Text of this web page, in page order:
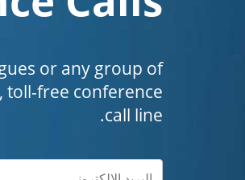
or any group of
toll-free conference
call line.